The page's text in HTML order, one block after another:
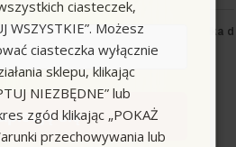
Wysyłka
ciasteczek,
WSZYSTKIE”. Możesz
ciasteczka wyłącznie
sklepu, klikając
NIEZBĘDNE” lub
zgód klikając „POKAŻ
przechowywania lub
się